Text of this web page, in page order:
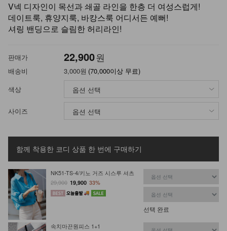
V넥 디자인이 목선과 쇄골 라인을 한층 더 여성스럽게!
데이트룩, 휴양지룩, 바캉스룩 어디서든 예뻐!
셔링 밴딩으로 슬림한 허리라인!
판매가 22,900원
배송비 3,000원 (70,000이상 무료)
색상
사이즈
함께 착용한 코디 상품 한 번에 구매하기
NK51-TS-4/키노 거즈 시스루 셔츠
29,900 19,900 33%
선택 완료
속치마끈원피스 1+1